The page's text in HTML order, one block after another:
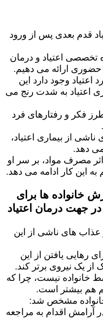
قدم بعدی پس از ورود
تخصصی اعتیاد و درمان
حضوری ارائه می دهیم.
اعتیاد وجود دارد این
اعتیاد به شدت رنج می
فکر و رفتارهای فرد
از بیماری اعتیاد،
دهد.
اثر مصرف مواد، بر سر او
به این کار ادامه می دهد.
خانواده ها برای
جهت درمان اعتیاد
و عذاب های ناشی از این
رهایی یافتن از این
یک نیروی برتر کند.
خانواده نیست، چرا که
هم بیشتر است.
خانواده مشخص شد:
اقدام به مراجعه